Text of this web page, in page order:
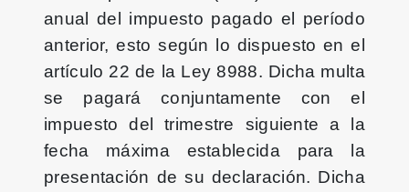
anual del impuesto pagado el período
anterior, esto según lo dispuesto en el
artículo 22 de la Ley 8988. Dicha multa
se pagará conjuntamente con el
impuesto del trimestre siguiente a la
fecha máxima establecida para la
presentación de su declaración. Dicha